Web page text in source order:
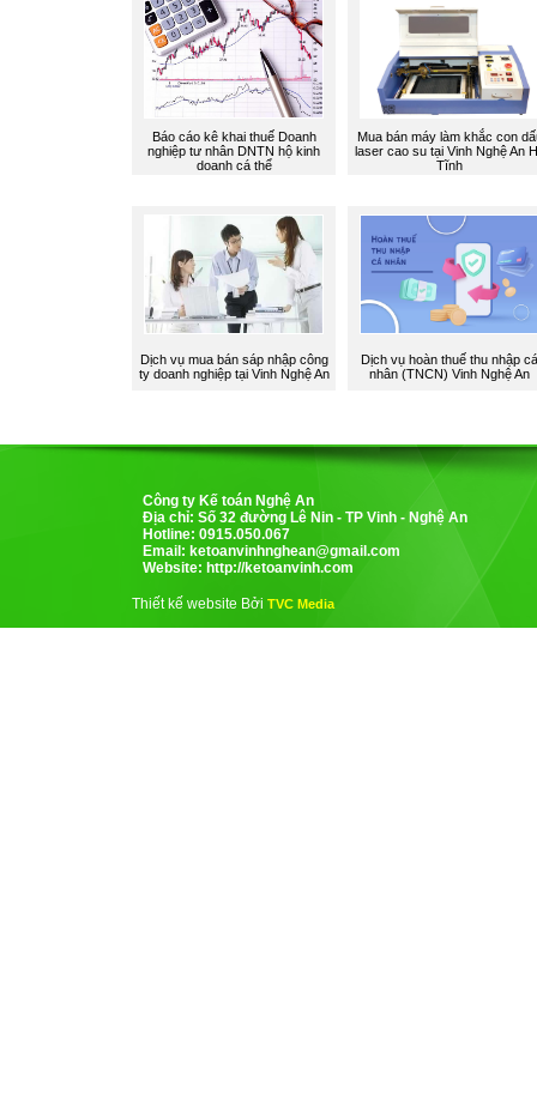
Báo cáo kê khai thuế Doanh
nghiệp tư nhân DNTN hộ kinh
doanh cá thể
Mua bán máy làm khắc con
laser cao su tại Vinh Nghệ An
Tĩnh
Dịch vụ mua bán sáp nhập công
ty doanh nghiệp tại Vinh Nghệ An
Dịch vụ hoàn thuế thu nhập cá
nhân (TNCN) Vinh Nghệ An
Công ty Kế toán Nghệ An
Địa chỉ: Số 32 đường Lê Nin - TP Vinh - Nghệ An
Hotline: 0915.050.067
Email: ketoanvinhnghean@gmail.com
Website: http://ketoanvinh.com
Thiết kế website Bởi TVC Media